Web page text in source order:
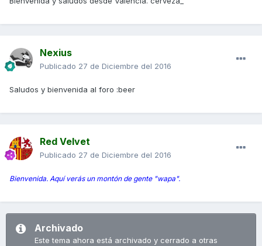
Nexius
Publicado 27 de Diciembre del 2016
Saludos y bienvenida al foro :beer
Red Velvet
Publicado 27 de Diciembre del 2016
Bienvenida. Aquí verás un montón de gente "wapa".
Archivado
Este tema ahora está archivado y cerrado a otras